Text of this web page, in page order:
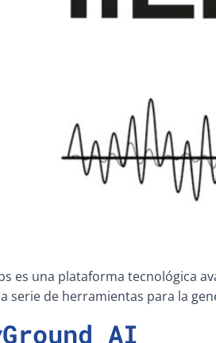
es una plataforma tecnológica
serie de herramientas para la
AI